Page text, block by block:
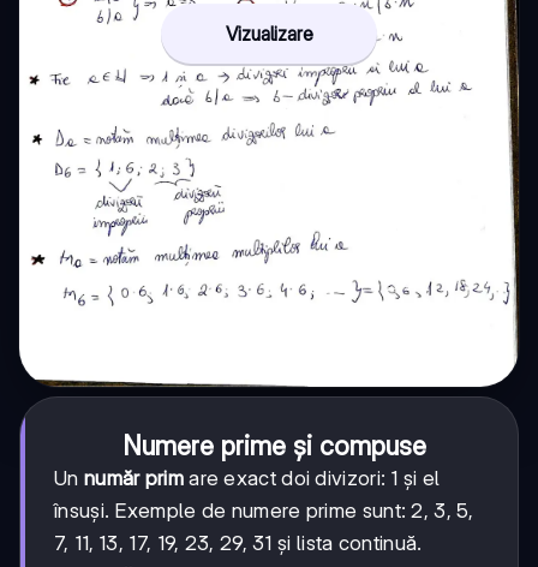
Vizualizare
Numere prime și compuse
Un număr primare exact doi divizori: 1 și el
însuși. Exemple de numere prime sunt: 2, 3, 5,
7, 11, 13, 17, 19, 23, 29, 31 și lista continuă.